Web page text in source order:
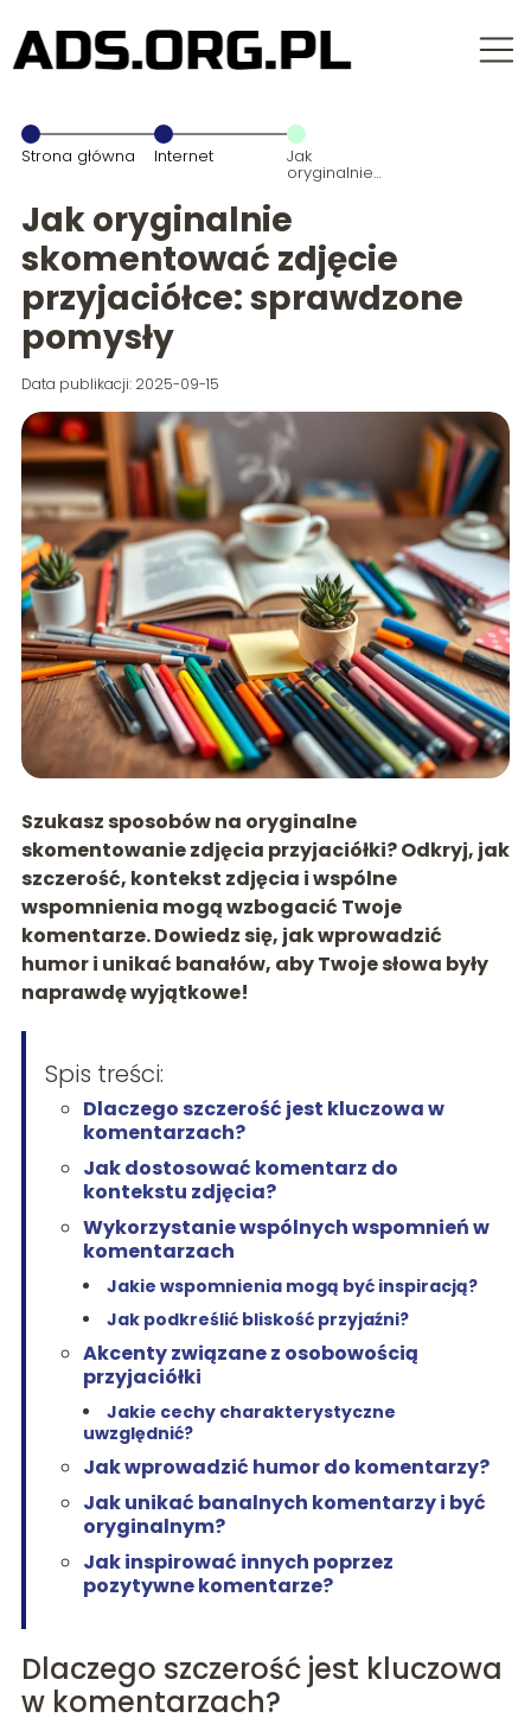
Strona główna Internet Jak
oryginalnie
przyjaciółce:
sprawdzone
pomysły
Jak oryginalnie
skomentować zdjęcie
przyjaciółce: sprawdzone
pomysły
Data publikacji: 2025-09-15
Szukasz sposobów na oryginalne
skomentowanie zdjęcia przyjaciółki? Odkryj, jak
szczerość, kontekst zdjęcia i wspólne
wspomnienia mogą wzbogacić Twoje
komentarze. Dowiedz się, jak wprowadzić
humor i unikać banałów, aby Twoje słowa były
naprawdę wyjątkowe!
Spis treści:
Dlaczego szczerość jest kluczowa w
komentarzach?
Jak dostosować komentarz do
kontekstu zdjęcia?
Wykorzystanie wspólnych wspomnień w
komentarzach
Jakie wspomnienia mogą być inspiracją?
Jak podkreślić bliskość przyjaźni?
Akcenty związane z osobowością
przyjaciółki
Jakie cechy charakterystyczne
uwzględnić?
Jak wprowadzić humor do komentarzy?
Jak unikać banalnych komentarzy i być
oryginalnym?
Jak inspirować innych poprzez
pozytywne komentarze?
Dlaczego szczerość jest kluczowa
w komentarzach?